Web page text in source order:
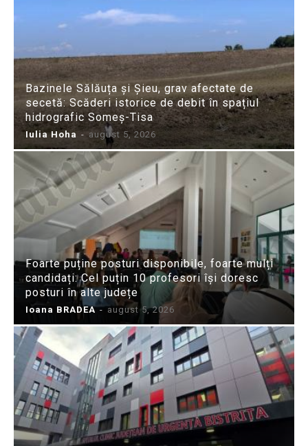
Bazinele Sălăuța și Șieu, grav afectate de
secetă: Scăderi istorice de debit în spațiul
hidrografic Someș-Tisa
Iulia Hoha - august 5, 2026
Foarte puține posturi disponibile, foarte mulți
candidați: Cel puțin 10 profesori își doresc
posturi în alte județe
Ioana BRADEA - august 5, 2026